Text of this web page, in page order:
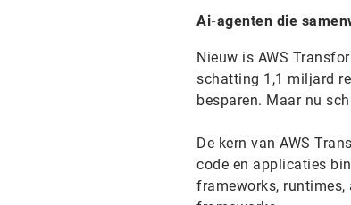
Ai-agenten die
Nieuw is AWS
schatting 1,1 miljard
besparen. Maar nu
De kern van AWS
code en applicaties
frameworks,